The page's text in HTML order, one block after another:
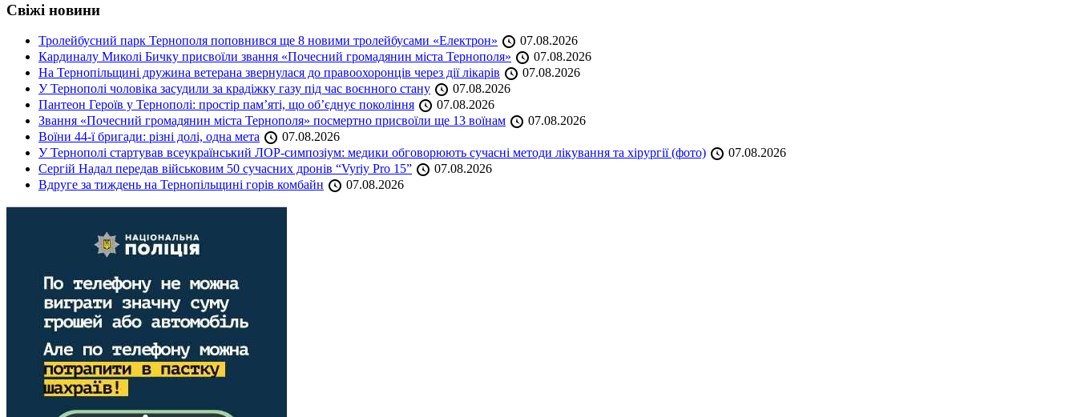
Свіжі новини
Тролейбусний парк Тернополя поповнився ще 8 новими тролейбусами «Електрон»
07.08.2026
Кардиналу Миколі Бичку присвоїли звання «Почесний громадянин міста Тернополя»
07.08.2026
На Тернопільщині дружина ветерана звернулася до правоохоронців через дії лікарів
07.08.2026
У Тернополі чоловіка засудили за крадіжку газу під час воєнного стану
07.08.2026
Пантеон Героїв у Тернополі: простір пам’яті, що об’єднує покоління
07.08.2026
Звання «Почесний громадянин міста Тернополя» посмертно присвоїли ще 13 воїнам
07.08.2026
Воїни 44-ї бригади: різні долі, одна мета
07.08.2026
У Тернополі стартував всеукраїнський ЛОР-симпозіум: медики обговорюють сучасні методи лікування та хірургії (фото)
07.08.2026
Сергій Надал передав військовим 50 сучасних дронів “Vyriy Pro 15”
07.08.2026
Вдруге за тиждень на Тернопільщині горів комбайн
07.08.2026